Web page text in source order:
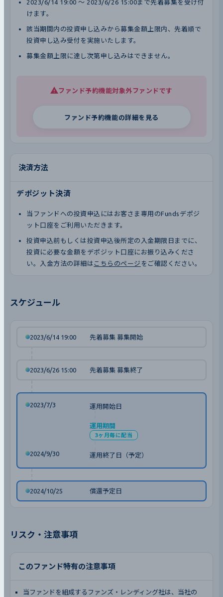
2023/6/14 19:00 〜 2023/6/26 15:00まで先着募集を受け付
けます。
該当期間内の投資申し込みから募集金額上限内、先着順で
投資申し込み受付を実施いたします。
募集金額上限に達し次第申し込みはできません。
ファンド予約機能対象外ファンドです
ファンド予約機能の詳細を見る
決済方法
デポジット決済
当ファンドへの投資申込にはお客さま専用のFundsデポジ
ット口座をご利用いただきます。
投資申込前もしくは投資申込後所定の入金期限日までに、
投資に必要な金額をデポジット口座にお振り込みくださ
い。入金方法の詳細は こちらのページ をご確認ください。
スケジュール
2023/6/14 19:00 先着募集 募集開始
2023/6/26 15:00 先着募集 募集終了
2023/7/3 運用開始日
運用期間
3ヶ月毎に配当
2024/9/30 運用終了日（予定）
2024/10/25 償還予定日
リスク・注意事項
このファンド特有の注意事項
当ファンドを組成するファンズ・レンディング社は、当社の